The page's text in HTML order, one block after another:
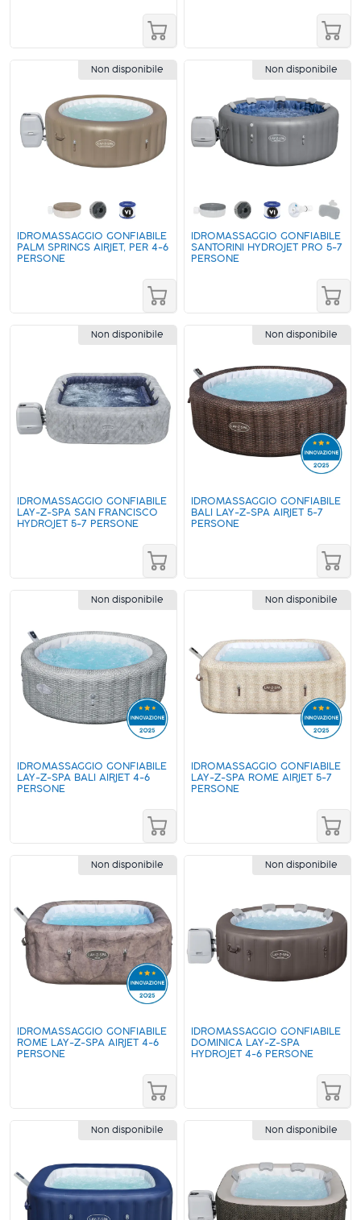
Non disponibile
IDROMASSAGGIO GONFIABILE
PALM SPRINGS AIRJET, PER 4-6
PERSONE
Non disponibile
IDROMASSAGGIO GONFIABILE
SANTORINI HYDROJET PRO 5-7
PERSONE
Non disponibile
IDROMASSAGGIO GONFIABILE
LAY-Z-SPA SAN FRANCISCO
HYDROJET 5-7 PERSONE
Non disponibile
IDROMASSAGGIO GONFIABILE
BALI LAY-Z-SPA AIRJET 5-7
PERSONE
Non disponibile
IDROMASSAGGIO GONFIABILE
LAY-Z-SPA BALI AIRJET 4-6
PERSONE
Non disponibile
IDROMASSAGGIO GONFIABILE
LAY-Z-SPA ROME AIRJET 5-7
PERSONE
Non disponibile
IDROMASSAGGIO GONFIABILE
ROME LAY-Z-SPA AIRJET 4-6
PERSONE
Non disponibile
IDROMASSAGGIO GONFIABILE
DOMINICA LAY-Z-SPA
HYDROJET 4-6 PERSONE
Non disponibile Non disponibile